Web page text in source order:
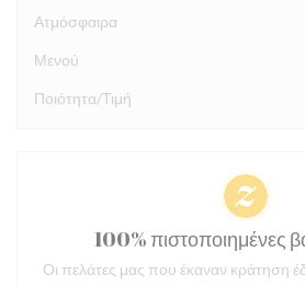
Ατμόσφαιρα
Μενού
Ποιότητα/Τιμή
100% πιστοποιημένες
Οι πελάτες μας που έκαναν κράτηση